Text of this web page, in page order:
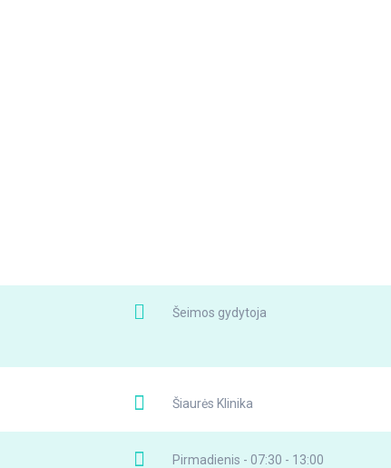
Šeimos gydytoja
Šiaurės Klinika
Pirmadienis - 07:30 - 13:00